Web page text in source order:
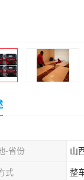
-省份 山
式 整